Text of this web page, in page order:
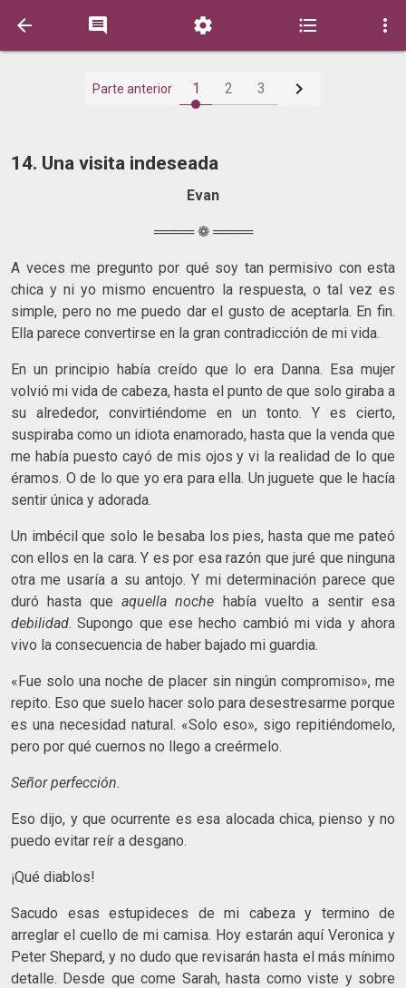
    
Parte anterior 1 2 3 
14. Una visita indeseada
Evan
════ ❁ ════
A veces me pregunto por qué soy tan permisivo con esta
chica y ni yo mismo encuentro la respuesta, o tal vez es
simple, pero no me puedo dar el gusto de aceptarla. En fin.
Ella parece convertirse en la gran contradicción de mi vida.
En un principio había creído que lo era Danna. Esa mujer
volvió mi vida de cabeza, hasta el punto de que solo giraba a
su alrededor, convirtiéndome en un tonto. Y es cierto,
suspiraba como un idiota enamorado, hasta que la venda que
me había puesto cayó de mis ojos y vi la realidad de lo que
éramos. O de lo que yo era para ella. Un juguete que le hacía
sentir única y adorada.
Un imbécil que solo le besaba los pies, hasta que me pateó
con ellos en la cara. Y es por esa razón que juré que ninguna
otra me usaría a su antojo. Y mi determinación parece que
duró hasta queaquella noche había vuelto a sentir esa
debilidad. Supongo que ese hecho cambió mi vida y ahora
vivo la consecuencia de haber bajado mi guardia.
«Fue solo una noche de placer sin ningún compromiso», me
repito. Eso que suelo hacer solo para desestresarme porque
es una necesidad natural. «Solo eso», sigo repitiéndomelo,
pero por qué cuernos no llego a creérmelo.
Señor perfección.
Eso dijo, y que ocurrente es esa alocada chica, pienso y no
puedo evitar reír a desgano.
¡Qué diablos!
Sacudo esas estupideces de mi cabeza y termino de
arreglar el cuello de mi camisa. Hoy estarán aquí Veronica y
Peter Shepard, y no dudo que revisarán hasta el más mínimo
detalle. Desde que come Sarah, hasta como viste y sobre